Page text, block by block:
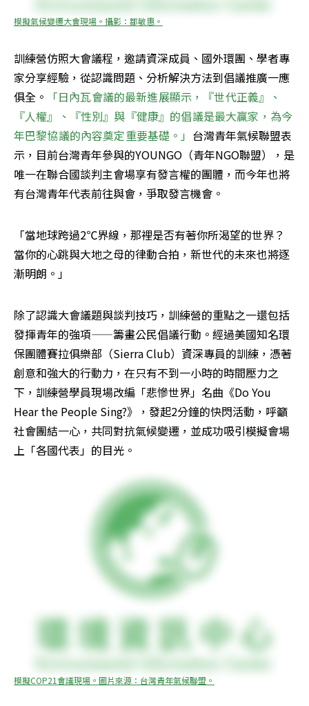
模擬氣候變遷大會現場。攝影：鄒敏惠。
訓練營仿照大會議程，邀請資深成員、國外環團、學者專
家分享經驗，從認識問題、分析解決方法到倡議推廣一應
俱全。
「日內瓦會議的最新進展顯示，『世代正義』、
『人權』、『性別』與『健康』的倡議是最大贏家，為今
年巴黎協議的內容奠定重要基礎。」 台灣青年氣候聯盟表
示，目前台灣青年參與的YOUNGO（青年NGO聯盟），是
唯一在聯合國談判主會場享有發言權的團體，而今年也將
有台灣青年代表前往與會，爭取發言機會。
「當地球跨過2℃界線，那裡是否有著你所渴望的世界？
當你的心跳與大地之母的律動合拍，新世代的未來也將逐
漸明朗。」
除了認識大會議題與談判技巧，訓練營的重點之一還包括
發揮青年的強項——籌畫公民倡議行動。經過美國知名環
保團體賽拉俱樂部（Sierra Club）資深專員的訓練，憑著
創意和強大的行動力，在只有不到一小時的時間壓力之
下，訓練營學員現場改編「悲慘世界」名曲《Do You
Hear the People Sing?》，發起2分鐘的快閃活動，呼籲
社會團結一心，共同對抗氣候變遷，並成功吸引模擬會場
上「各國代表」的目光。
模擬COP21會議現場。圖片來源：台灣青年氣候聯盟。